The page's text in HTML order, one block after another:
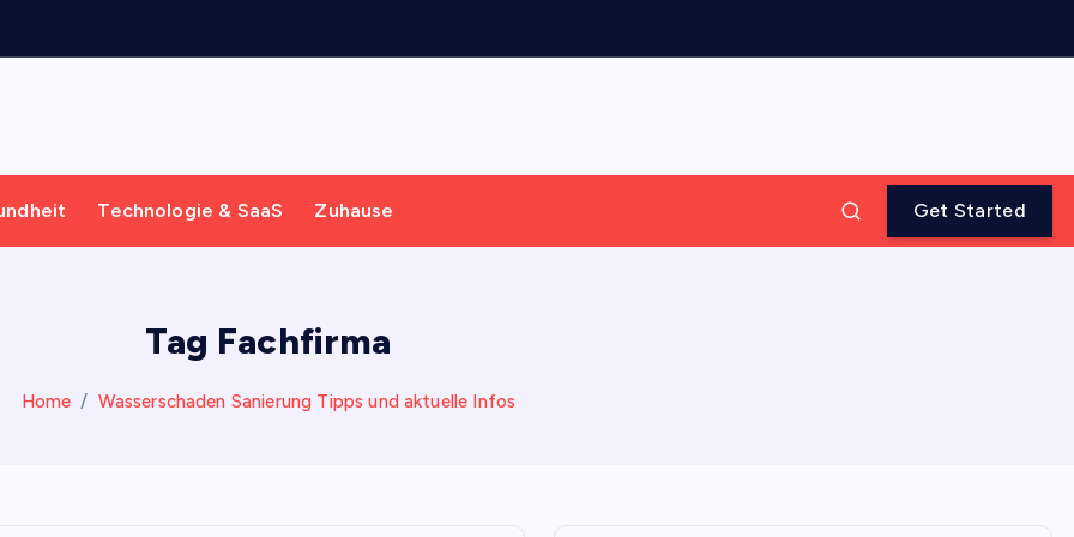
Technologie & SaaS Zuhause Get Started
Tag Fachfirma
Home Wasserschaden Sanierung Tipps und aktuelle Infos